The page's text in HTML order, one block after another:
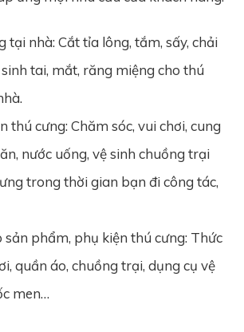
tại nhà: Cắt tỉa lông, tắm, sấy, chải
tai, mắt, răng miệng cho thú
thú cưng: Chăm sóc, vui chơi, cung
nước uống, vệ sinh chuồng trại
trong thời gian bạn đi công tác,
sản phẩm, phụ kiện thú cưng: Thức
quần áo, chuồng trại, dụng cụ vệ
men…